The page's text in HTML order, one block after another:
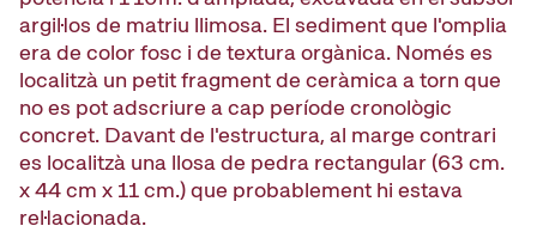
argil·los de matriu llimosa. El sediment que l'omplia
era de color fosc i de textura orgànica. Només es
localitzà un petit fragment de ceràmica a torn que
no es pot adscriure a cap període cronològic
concret. Davant de l'estructura, al marge contrari
es localitzà una llosa de pedra rectangular (63 cm.
x 44 cm x 11 cm.) que probablement hi estava
rel·lacionada.